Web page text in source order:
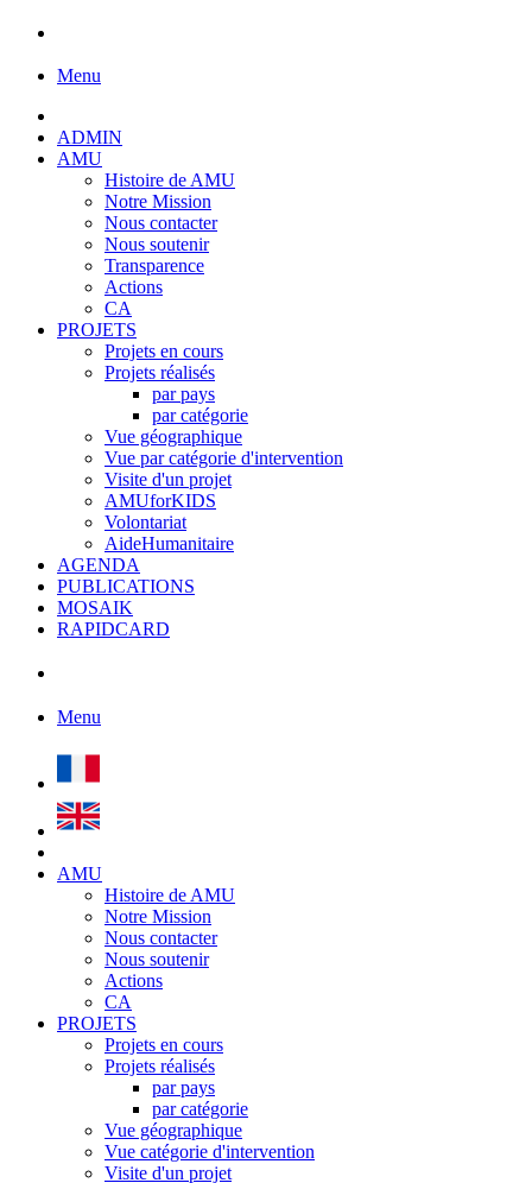
Menu
ADMIN
AMU
Histoire de AMU
Notre Mission
Nous contacter
Nous soutenir
Transparence
Actions
CA
PROJETS
Projets en cours
Projets réalisés
par pays
par catégorie
Vue géographique
Vue par catégorie d'intervention
Visite d'un projet
AMUforKIDS
Volontariat
AideHumanitaire
AGENDA
PUBLICATIONS
MOSAIK
RAPIDCARD
Menu
AMU
Histoire de AMU
Notre Mission
Nous contacter
Nous soutenir
Actions
CA
PROJETS
Projets en cours
Projets réalisés
par pays
par catégorie
Vue géographique
Vue catégorie d'intervention
Visite d'un projet